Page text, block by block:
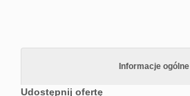
Udostępnij ofertę
Informacje ogólne